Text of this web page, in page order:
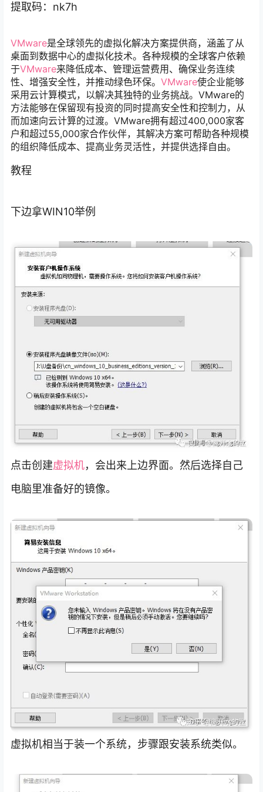
提取码：nk7h
VMware是全球领先的虚拟化解决方案提供商，涵盖了从
桌面到数据中心的虚拟化技术。各种规模的全球客户依赖
于VMware来降低成本、管理运营费用、确保业务连续
性、增强安全性，并推动绿色环保。 VMware使企业能够
采用云计算模式，以解决其独特的业务挑战。VMware的
方法能够在保留现有投资的同时提高安全性和控制力，从
而加速向云计算的过渡。VMware拥有超过400,000家客
户和超过55,000家合作伙伴，其解决方案可帮助各种规模
的组织降低成本、提高业务灵活性，并提供选择自由。
教程
下边拿WIN10举例
点击创建虚拟机，会出来上边界面。然后选择自己
电脑里准备好的镜像。
虚拟机相当于装一个系统，步骤跟安装系统类似。